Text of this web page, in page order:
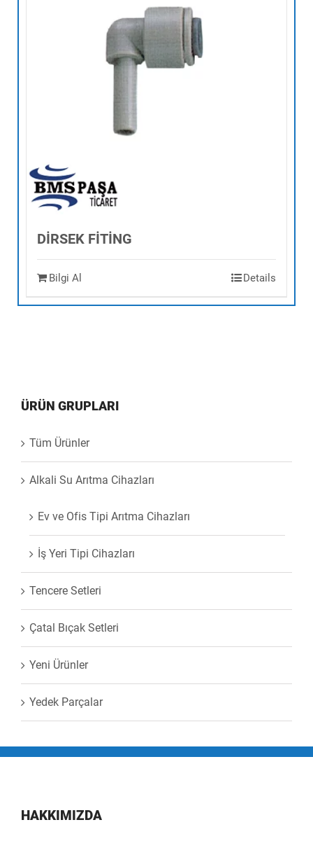
DİRSEK FİTİNG
Bilgi Al Details
ÜRÜN GRUPLARI
Tüm Ürünler
Alkali Su Arıtma Cihazları
Ev ve Ofis Tipi Arıtma Cihazları
İş Yeri Tipi Cihazları
Tencere Setleri
Çatal Bıçak Setleri
Yeni Ürünler
Yedek Parçalar
HAKKIMIZDA